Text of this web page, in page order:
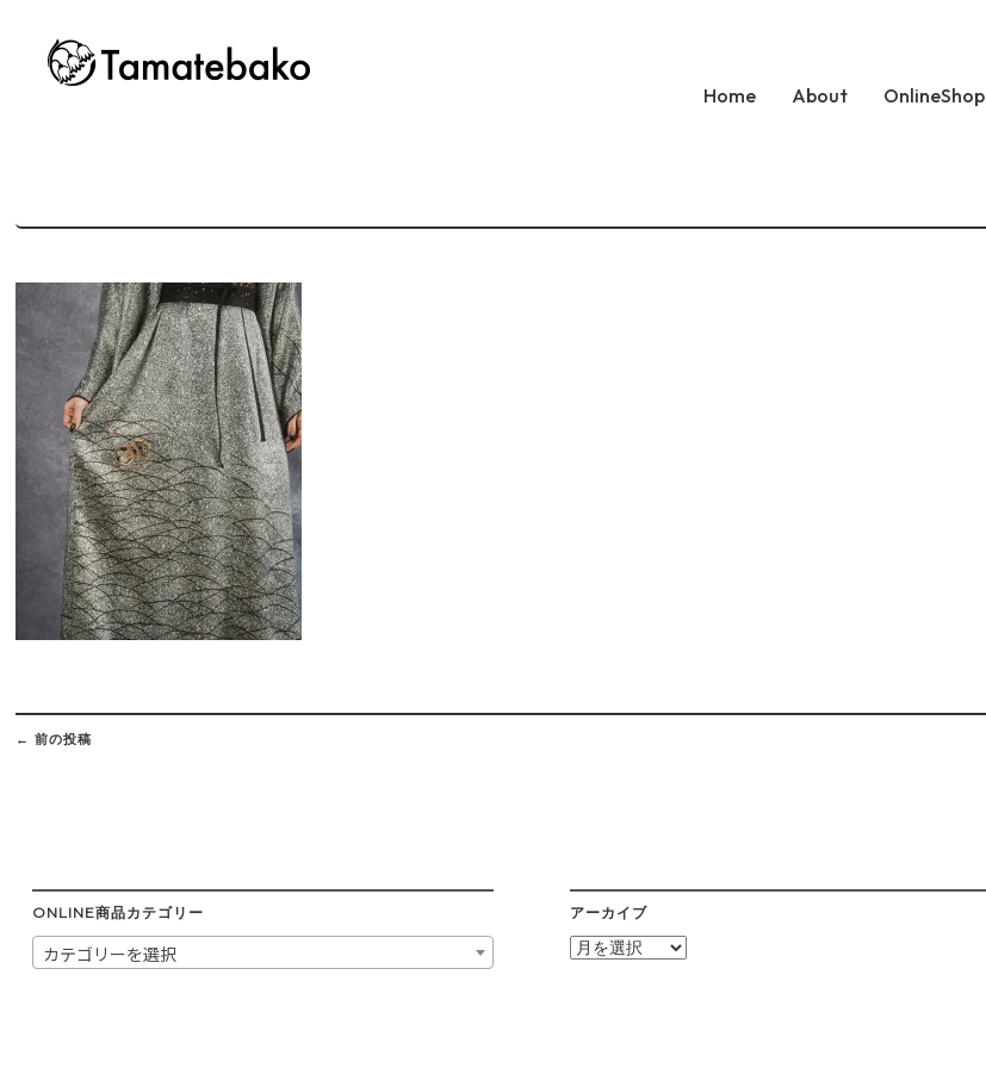
Home About OnlineShop
Post
navigation
← 前の投稿
ONLINE商品カテゴリー
カテゴリーを選択
アーカイブ
ア